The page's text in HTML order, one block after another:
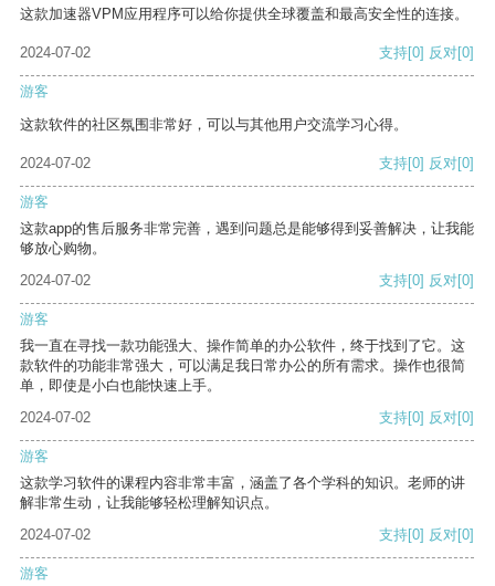
这款加速器VPM应用程序可以给你提供全球覆盖和最高安全性的连接。
2024-07-02 支持[0] 反对[0]
游客
这款软件的社区氛围非常好，可以与其他用户交流学习心得。
2024-07-02 支持[0] 反对[0]
游客
这款app的售后服务非常完善，遇到问题总是能够得到妥善解决，让我能
够放心购物。
2024-07-02
支持[0] 反对[0]
游客
我一直在寻找一款功能强大、操作简单的办公软件，终于找到了它。这
款软件的功能非常强大，可以满足我日常办公的所有需求。操作也很简
单，即使是小白也能快速上手。
2024-07-02
支持[0] 反对[0]
游客
这款学习软件的课程内容非常丰富，涵盖了各个学科的知识。老师的讲
解非常生动，让我能够轻松理解知识点。
2024-07-02
支持[0] 反对[0]
游客